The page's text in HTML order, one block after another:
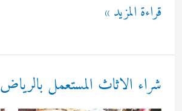
سطحة
قراءة المزيد »
شراء الاثاث المستعمل بالرياض